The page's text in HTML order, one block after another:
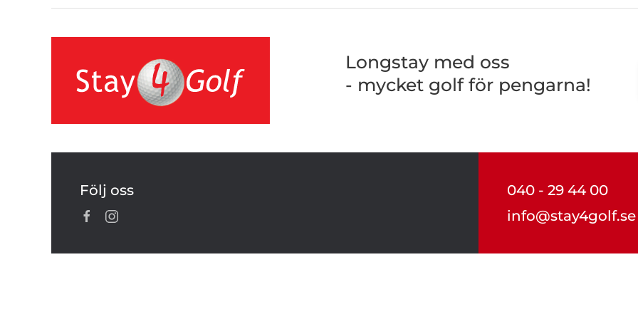
Longstay med oss
- mycket golf för pengarna!
Följ oss
040 - 29 44 00
info@stay4golf.se